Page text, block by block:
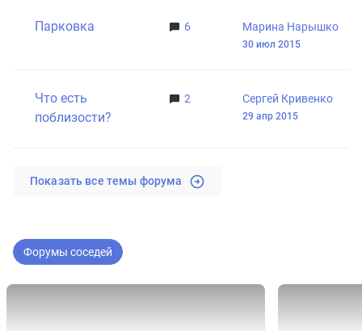
Парковка 6 Марина Нарышко
30 июл 2015
Что есть
поблизости?
2 Сергей Кривенко
29 апр 2015
Показать все темы форума
Форумы соседей